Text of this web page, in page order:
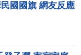
國國旗 網友反應